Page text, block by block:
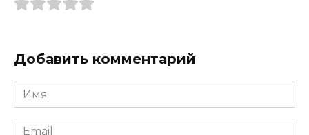
Добавить комментарий
Имя
*
Email